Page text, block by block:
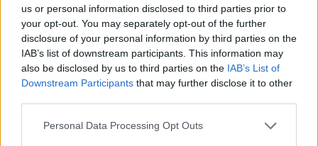
us or personal information disclosed to third parties prior to
your opt-out. You may separately opt-out of the further
disclosure of your personal information by third parties on the
IAB’s list of downstream participants. This information may
also be disclosed by us to third parties on the IAB’s List of
Downstream Participants that may further disclose it to other
Personal Data Processing Opt Outs
Pociągiem z Polski do Włoch?!
Nowość od PKP Intercity! |
kierunek:PODRÓŻE
narodowej pielgrzymce dowiedział się z plakatu,